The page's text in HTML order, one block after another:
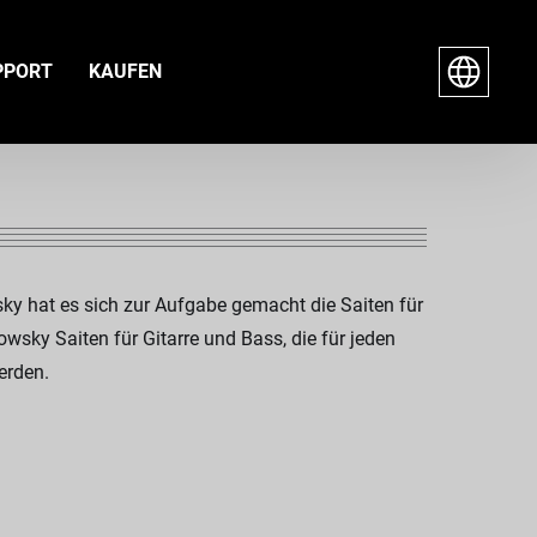
KAUFEN
hat es sich zur Aufgabe gemacht die Saiten für
Saiten für Gitarre und Bass, die für jeden